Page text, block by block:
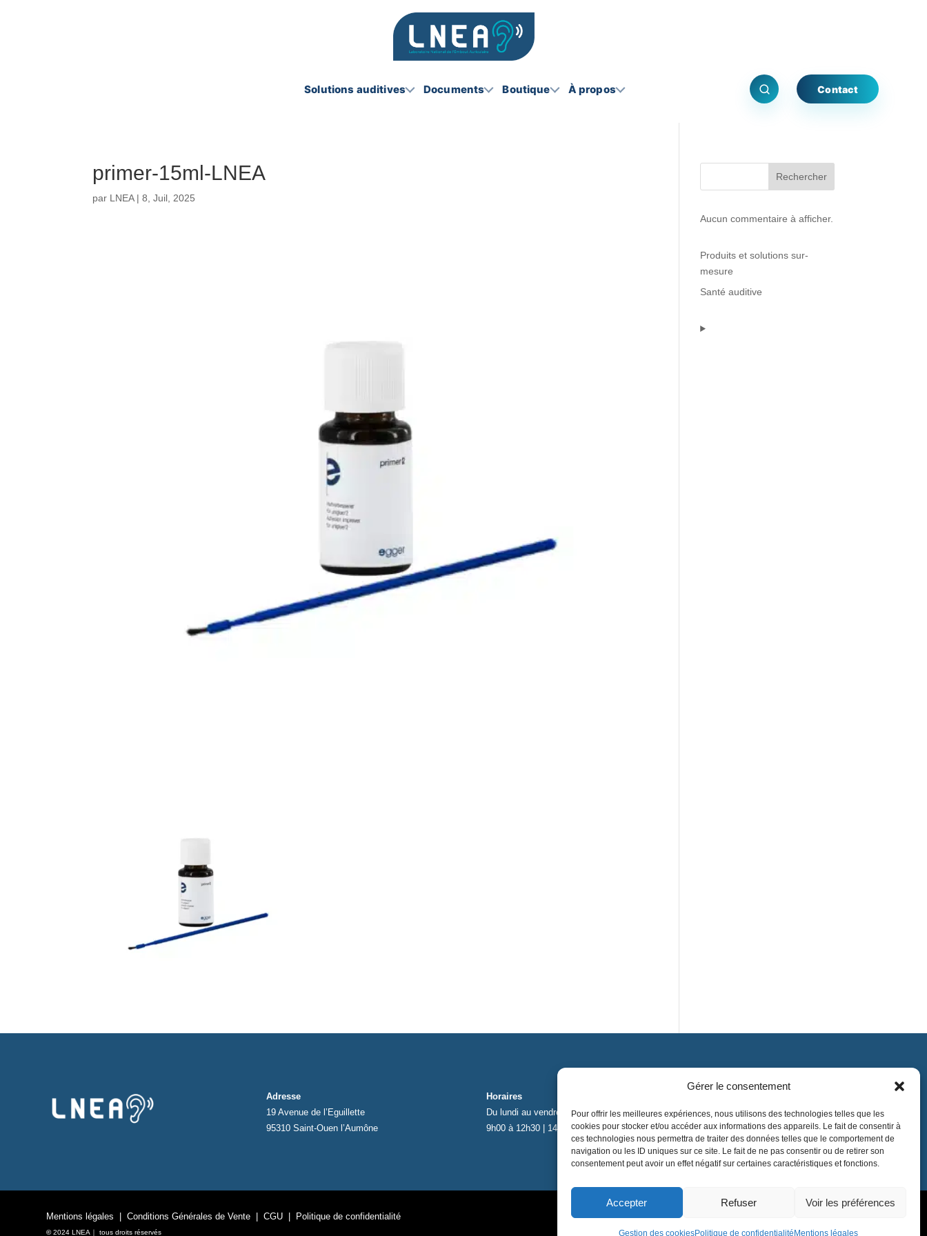
Gérer le consentement
Pour offrir les meilleures expériences, nous utilisons des technologies telles que les
cookies pour stocker et/ou accéder aux informations des appareils. Le fait de consentir à
ces technologies nous permettra de traiter des données telles que le comportement de
navigation ou les ID uniques sur ce site. Le fait de ne pas consentir ou de retirer son
consentement peut avoir un effet négatif sur certaines caractéristiques et fonctions.
Accepter Refuser Voir les préférences
Gestion des cookiesPolitique de confidentialité Mentions légales
Solutions auditives Documents Boutique À propos Contact
primer-15ml-LNEA
par LNEA|8, Juil, 2025
Rechercher
Aucun commentaire à afficher.
Produits et solutions sur-
mesure
Santé auditive
Adresse
19 Avenue de l’Eguillette
95310 Saint-Ouen l’Aumône
Horaires
Du lundi au vendredi
9h00 à 12h30 | 14h00 à 17h00
contact@lnea-audition.com
+33 (0)1 34 67 67 17
Mentions légales |Conditions Générales de Vente |CGU Politique de confidentialité
©2024 LNEA｜ tous droits réservés